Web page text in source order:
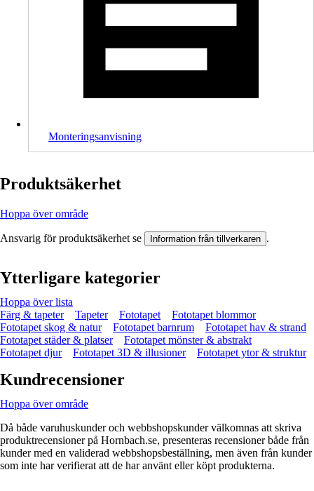
Monteringsanvisning
Produktsäkerhet
Hoppa över område
Ansvarig för produktsäkerhet se Information från tillverkaren .
Ytterligare kategorier
Hoppa över lista
Färg & tapeter
Tapeter Fototapet
Fototapet blommor
Fototapet skog & natur
Fototapet barnrum
Fototapet hav & strand
Fototapet städer & platser
Fototapet mönster & abstrakt
Fototapet djur
Fototapet 3D & illusioner Fototapet ytor & struktur
Kundrecensioner
Hoppa över område
Då både varuhuskunder och webbshopskunder välkomnas att skriva
produktrecensioner på Hornbach.se, presenteras recensioner både från
kunder med en validerad webbshopsbeställning, men även från kunder
som inte har verifierat att de har använt eller köpt produkterna.